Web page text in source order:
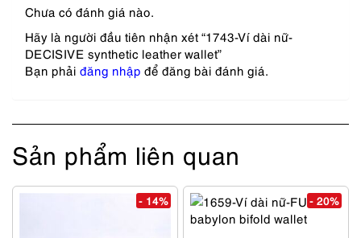
Chưa có đánh giá nào.
Hãy là người đầu tiên nhận xét “1743-Ví dài nữ-
DECISIVE synthetic leather wallet”
Bạn phải đăng nhập để đăng bài đánh giá.
Sản phẩm liên quan
- 14% - 20%